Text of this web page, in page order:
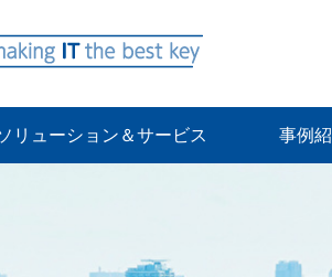
リューション＆サービス 事例